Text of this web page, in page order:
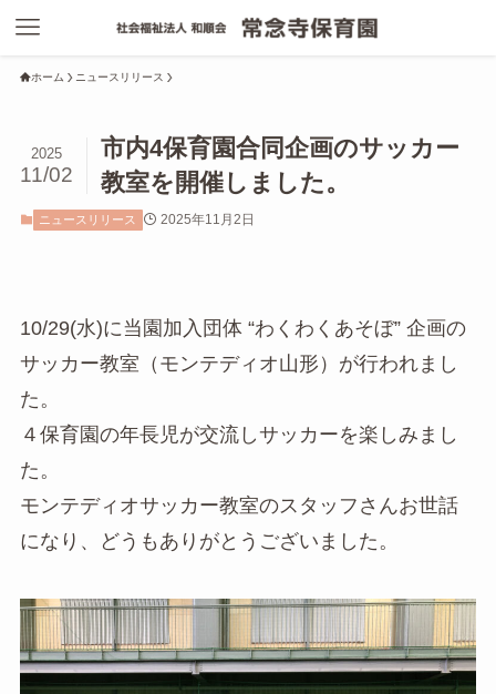
ホーム ニュースリリース
市内4保育園合同企画のサッカー
教室を開催しました。
2025
11/02
ニュースリリース 2025年11月2日
10/29(水)に当園加入団体 “わくわくあそぼ” 企画の
サッカー教室（モンテディオ山形）が行われまし
た。
４保育園の年長児が交流しサッカーを楽しみまし
た。
モンテディオサッカー教室のスタッフさんお世話
になり、どうもありがとうございました。